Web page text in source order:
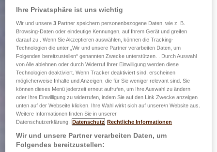
Ihre Privatsphäre ist uns wichtig
Wir und unsere3 Partner speichern personenbezogene Daten, wie z. B.
Browsing-Daten oder eindeutige Kennungen, auf Ihrem Gerät und greifen
darauf zu . Wenn Sie Akzeptieren auswählen, können die Tracking-
Technologien die unter „Wir und unsere Partner verarbeiten Daten, um
Folgendes bereitzustellen“ genannten Zwecke unterstützen. . Durch Auswahl
von Alle ablehnen oder durch Widerruf Ihrer Einwilligung werden diese
Technologien deaktiviert. Wenn Tracker deaktiviert sind, erscheinen
möglicherweise Inhalte und Anzeigen, die für Sie weniger relevant sind. Sie
können dieses Menü jederzeit erneut aufrufen, um Ihre Auswahl zu ändern
oder Ihre Einwilligung zu widerrufen, indem Sie auf den Link Zwecke anzeigen
unten auf der Webseite klicken. Ihre Wahl wirkt sich auf unsere/n Website aus.
Weitere Informationen finden Sie in unserer
Datenschutzerklärung.
Datenschutz Rechtliche Informationen
Wir und unsere Partner verarbeiten Daten, um
Folgendes bereitzustellen: